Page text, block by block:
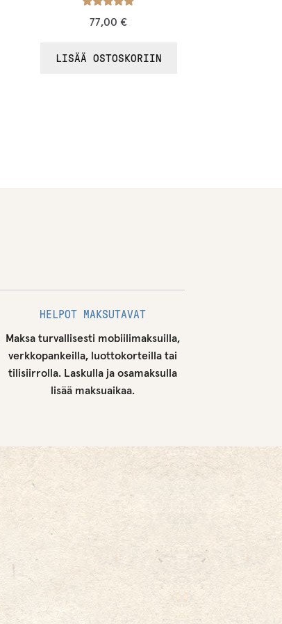
77,00€
LISÄÄ OSTOSKORIIN
HELPOT MAKSUTAVAT
Maksa turvallisesti mobiilimaksuilla,
verkkopankeilla, luottokorteilla tai
tilisiirrolla. Laskulla ja osamaksulla
lisää maksuaikaa.